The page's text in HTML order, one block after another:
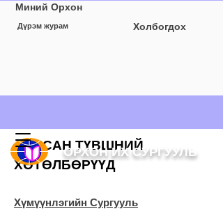
Дүрэм журам
Миний Орхон
Холбогдох
ОРХОН ИХ СУРГУУЛЬ
АХИСАН ТҮВШНИЙ
ХӨТӨЛБӨРҮҮД
Хүмүүнлэгийн Сургууль